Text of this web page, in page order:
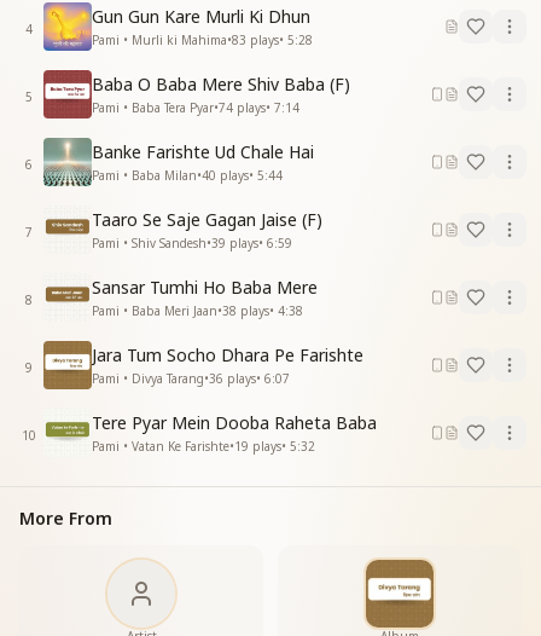
मैं और मेरा कर दे अर्पण
जो सबसे बड़ा महादानी है
सबका भला हो सोचे मन में
देता सबको सम्मान है
मैं और मेरा कर दे अर्पण
जो सबसे बड़ा महादानी है
सबका भला हो सोचे मन में
देता सबको सम्मान है
मिले प्रभु से स्वत वरदान
पावन पावन बन जाए जीवन
जिसने पाया प्यार प्रभु का वो है महान
जिसने पाया प्यार प्रभु का वो है महान
जिसने कर दी जीवन अर्पण
प्रभु पे अपना सर्व समर्पण
उससा न कोई है गुणवान
पावन पावन बन जाए जीवन
पावन पावन बन जाए जीवन
4
Gun Gun Kare Murli Ki Dhun
Pami • Murli ki Mahima•83 plays• 5:28
5
Baba O Baba Mere Shiv Baba (F)
Pami • Baba Tera Pyar•74 plays• 7:14
6
Banke Farishte Ud Chale Hai
Pami • Baba Milan•40 plays• 5:44
7
Taaro Se Saje Gagan Jaise (F)
Pami • Shiv Sandesh•39 plays• 6:59
8
Sansar Tumhi Ho Baba Mere
Pami • Baba Meri Jaan•38 plays• 4:38
9
Jara Tum Socho Dhara Pe Farishte
Pami • Divya Tarang•36 plays• 6:07
10
Tere Pyar Mein Dooba Raheta Baba
Pami • Vatan Ke Farishte•19 plays• 5:32
More From